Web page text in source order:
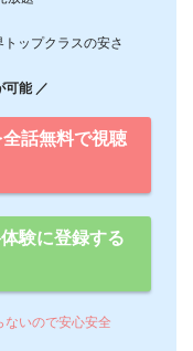
トップクラスの安さ
可能 ／
話無料で視聴
験に登録する
ないので安心安全